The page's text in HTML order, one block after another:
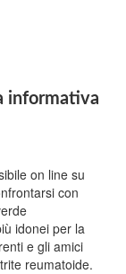
informativa
on line su
con
idonei per la
e gli amici
reumatoide.